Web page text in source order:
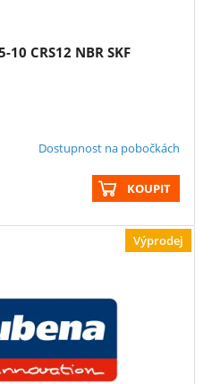
CRS12 NBR SKF
Dostupnost na pobočkách
KOUPIT
Výprodej